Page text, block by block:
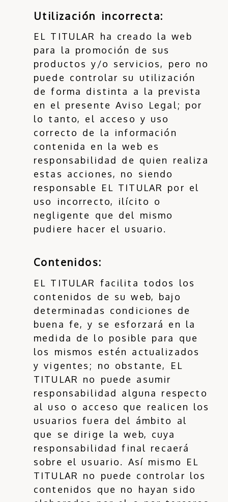
Utilización incorrecta:
EL TITULAR ha creado la web
para la promoción de sus
productos y/o servicios, pero no
puede controlar su utilización
de forma distinta a la prevista
en el presente Aviso Legal; por
lo tanto, el acceso y uso
correcto de la información
contenida en la web es
responsabilidad de quien realiza
estas acciones, no siendo
responsable EL TITULAR por el
uso incorrecto, ilícito o
negligente que del mismo
pudiere hacer el usuario.
Contenidos:
EL TITULAR facilita todos los
contenidos de su web, bajo
determinadas condiciones de
buena fe, y se esforzará en la
medida de lo posible para que
los mismos estén actualizados
y vigentes; no obstante, EL
TITULAR no puede asumir
responsabilidad alguna respecto
al uso o acceso que realicen los
usuarios fuera del ámbito al
que se dirige la web, cuya
responsabilidad final recaerá
sobre el usuario. Así mismo EL
TITULAR no puede controlar los
contenidos que no hayan sido